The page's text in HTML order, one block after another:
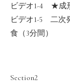
ビデオ1-4 ★成
ビデオ1-5 二
食（3分間）
Section2